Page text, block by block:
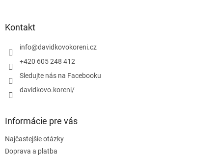
Kontakt
info@davidkovokoreni.cz
+420 605 248 412
Sledujte nás na Facebooku
davidkovo.koreni/
Informácie pre vás
Najčastejšie otázky
Doprava a platba